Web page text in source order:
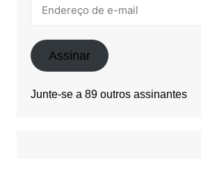
mail Assinar
Junte-se a 89 outros assinantes